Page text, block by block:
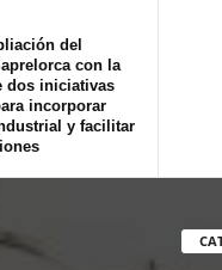
del
con la
dos iniciativas
incorporar
y facilitar